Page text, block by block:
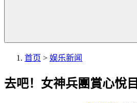
首页 > 娱乐新闻
去吧！女神兵團賞心悅目